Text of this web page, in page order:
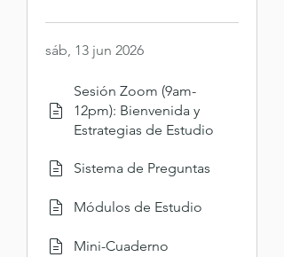
sáb, 13 jun 2026
Sesión Zoom (9am-
12pm): Bienvenida y
Estrategias de Estudio
Sistema de Preguntas
Módulos de Estudio
Mini-Cuaderno